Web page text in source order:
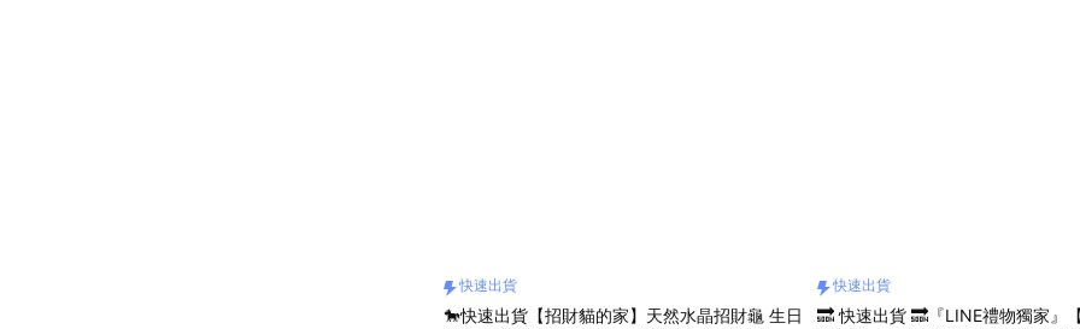
快速出貨
🐎快速出貨【招財貓的家】天然水晶招財龜 生日
快速出貨
🔜 快速出貨 🔜『LINE禮物獨家』